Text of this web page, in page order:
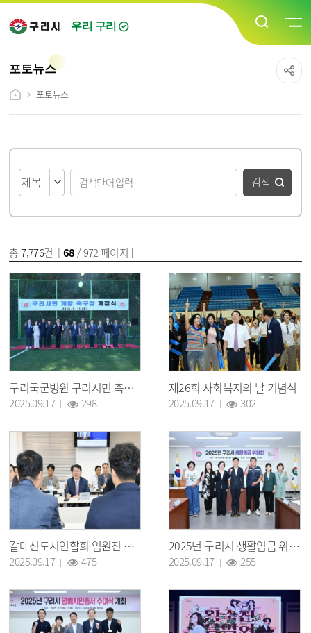
우리 구리
포토뉴스
포토뉴스
검색
총7,776건 [68 / 972 페이지 ]
구리국군병원 구리시민 축구장 개방 개장식
2025.09.17 298
제26회 사회복지의 날 기념식
2025.09.17 302
갈매신도시연합회 임원진 간담회
2025.09.17 475
2025년 구리시 생활임금 위원회
2025.09.17 255